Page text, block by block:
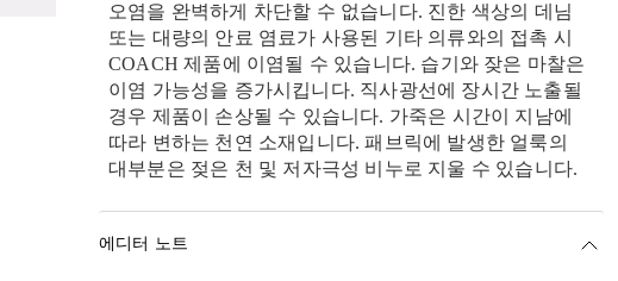
오염을 완벽하게 차단할 수 없습니다. 진한 색상의 데님
또는 대량의 안료 염료가 사용된 기타 의류와의 접촉 시
COACH 제품에 이염될 수 있습니다. 습기와 잦은 마찰은
이염 가능성을 증가시킵니다. 직사광선에 장시간 노출될
경우 제품이 손상될 수 있습니다. 가죽은 시간이 지남에
따라 변하는 천연 소재입니다. 패브릭에 발생한 얼룩의
대부분은 젖은 천 및 저자극성 비누로 지울 수 있습니다.
에디터 노트